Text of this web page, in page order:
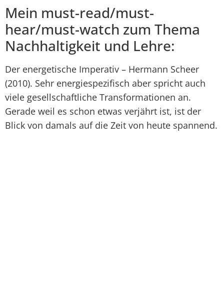
Mein must-read/must-
hear/must-watch zum Thema
Nachhaltigkeit und Lehre:
Der energetische Imperativ – Hermann Scheer
(2010). Sehr energiespezifisch aber spricht auch
viele gesellschaftliche Transformationen an.
Gerade weil es schon etwas verjährt ist, ist der
Blick von damals auf die Zeit von heute spannend.